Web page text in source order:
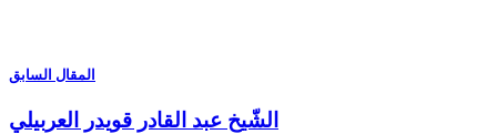
المقال السابق
الشّيخ عبد القادر قويدر العربيلي